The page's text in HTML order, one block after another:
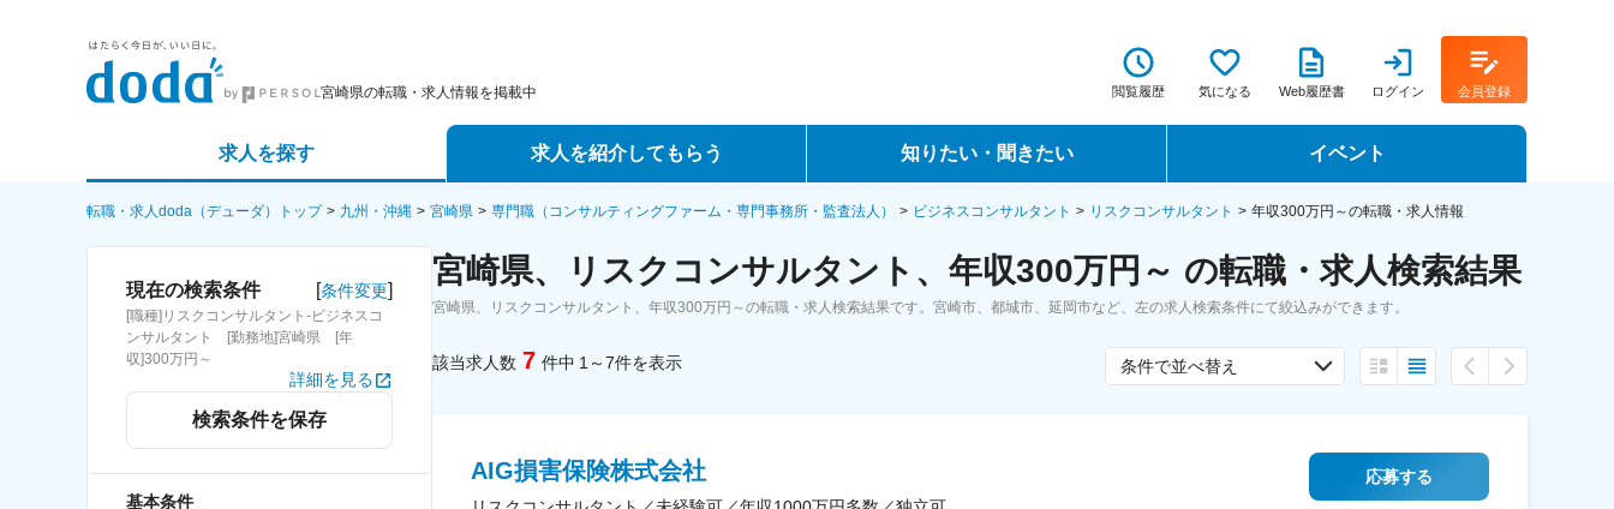
宮崎県の転職・求人情報を掲載中 閲覧履歴 気になる Web履歴書 ログイン 会員登録
求人を探す
詳細条件から探す
求人特集から探す
求人を紹介してもらう
エージェントサービス
スカウトサービス
知りたい・聞きたい
転職ノウハウ
データで見る転職
イベント
転職イベント・転職セミナー
転職フェア
転職・求人doda（デューダ）トップ 九州・沖縄 宮崎県 専門職（コンサルティングファーム・専門事務所・監査法人） ビジネスコンサルタント リスクコンサルタント 年収300万円～の転職・求人情報
現在の検索条件 [条件変更]
[職種]リスクコンサルタント-ビジネスコ
ンサルタント [勤務地]宮崎県 [年
収]300万円～
詳細を見る
検索条件を保存
基本条件
宮崎県、リスクコンサルタント、年収300万円～ の転職・求人検索結果
宮崎県、リスクコンサルタント、年収300万円～の転職・求人検索結果です。宮崎市、都城市、延岡市など、左の求人検索条件にて絞込みができます。
該当求人数 7 件中 1～7件を表示 条件で並べ替え
AIG損害保険株式会社 応募する